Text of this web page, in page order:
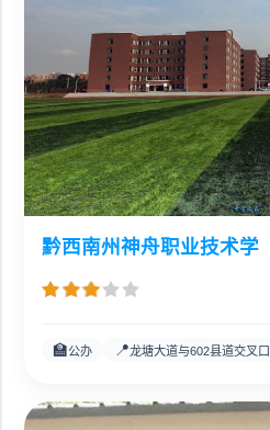
黔西南州神舟职业技术学
🏫公办 📍龙塘大道与602县道交叉口